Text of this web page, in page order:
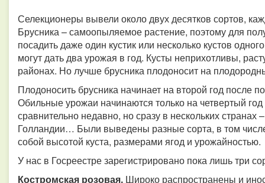
Селекционеры вывели около двух десятков сортов,
Брусника – самоопыляемое растение, поэтому для
посадить даже один кустик или несколько кустов
могут дать два урожая в год. Кусты неприхотливы,
районах. Но лучше брусника плодоносит на
Плодоносить брусника начинает на второй год после
Обильные урожаи начинаются только на четвертый
сравнительно недавно, но сразу в нескольких
Голландии… Были выведены разные сорта, в том
собой высотой куста, размерами ягод и урожайностью.
У нас в Госреестре зарегистрировано пока лишь три
Костромская розовая. Широко распространены и